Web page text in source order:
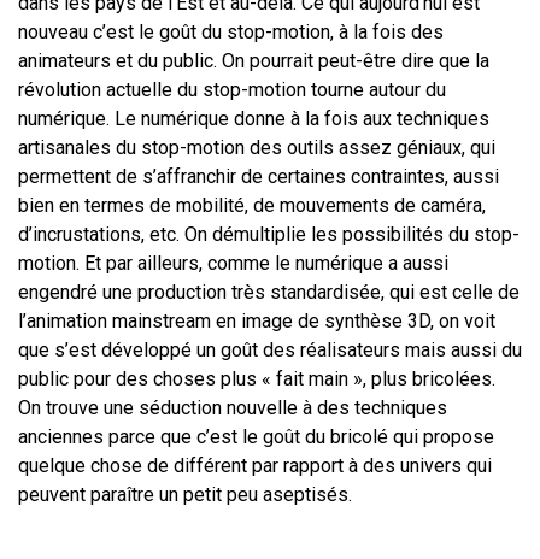
nouveau c’est le goût du stop-motion, à la fois des
animateurs et du public. On pourrait peut-être dire que la
révolution actuelle du stop-motion tourne autour du
numérique. Le numérique donne à la fois aux techniques
artisanales du stop-motion des outils assez géniaux, qui
permettent de s’affranchir de certaines contraintes, aussi
bien en termes de mobilité, de mouvements de caméra,
d’incrustations, etc. On démultiplie les possibilités du stop-
motion. Et par ailleurs, comme le numérique a aussi
engendré une production très standardisée, qui est celle de
l’animation mainstream en image de synthèse 3D, on voit
que s’est développé un goût des réalisateurs mais aussi du
public pour des choses plus « fait main », plus bricolées.
On trouve une séduction nouvelle à des techniques
anciennes parce que c’est le goût du bricolé qui propose
quelque chose de différent par rapport à des univers qui
peuvent paraître un petit peu aseptisés.